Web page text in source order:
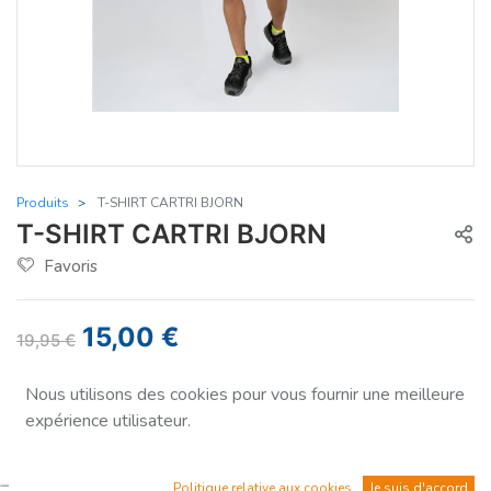
Produits T-SHIRT CARTRI BJORN
T-SHIRT CARTRI BJORN
Favoris
19,95€ 15,00 €
Vous économisez -25%
XL
Nous utilisons des cookies pour vous fournir une meilleure
expérience utilisateur.